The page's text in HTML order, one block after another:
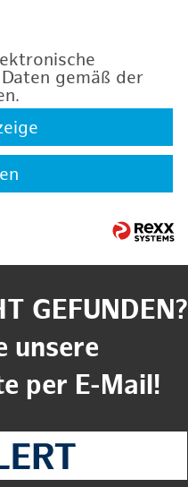
gemäß der
.
GEFUNDEN?
unsere
per E-Mail!